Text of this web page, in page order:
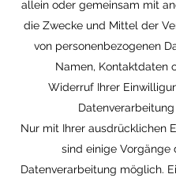
allein oder gemeinsam mit
die Zwecke und Mittel der
von personenbezogenen
Namen, Kontaktdaten
Widerruf Ihrer
Datenverarbeitung
Nur mit Ihrer ausdrücklichen
sind einige Vorgänge
Datenverarbeitung möglich.